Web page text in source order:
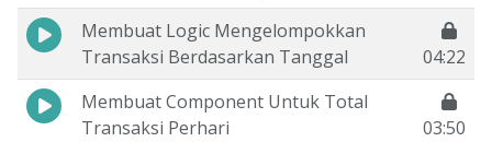
Membuat Logic Mengelompokkan
Transaksi Berdasarkan Tanggal
04:22
Membuat Component Untuk Total
Transaksi Perhari
03:50